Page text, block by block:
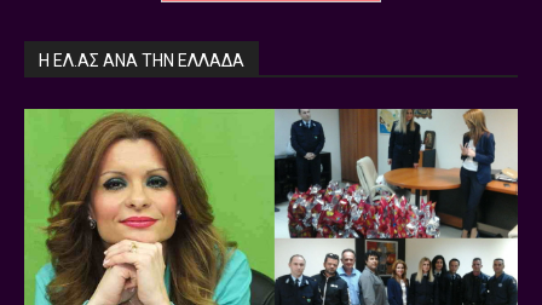
Η ΕΛ.ΑΣ ΑΝΆ ΤΗΝ ΕΛΛΆΔΑ